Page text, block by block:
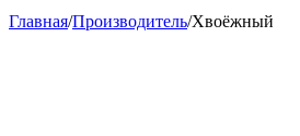
Главная/Производитель/Хвоёжный